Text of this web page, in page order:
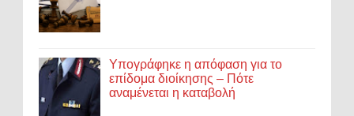
Υπογράφηκε η απόφαση για το
επίδομα διοίκησης – Πότε
αναμένεται η καταβολή